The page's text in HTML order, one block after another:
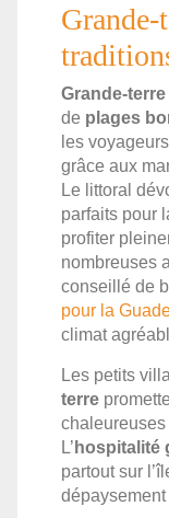
Grande-
Grande-terre
de plages
les
grâce aux
Le littoral
parfaits pour
profiter
nombreuses
conseillé de
pour la
climat
Les petits
terre
L’ hospitalité
partout sur